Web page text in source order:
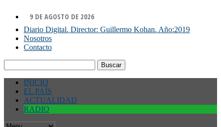
9 DE AGOSTO DE 2026
Diario Digital. Director: Guillermo Kohan. Año:2019
Nosotros
Contacto
INICIO
EL PAÍS
ACTUALIDAD
RADIO